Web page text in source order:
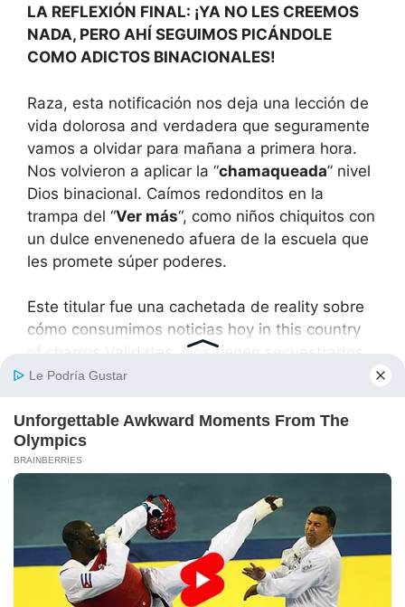
LA REFLEXIÓN FINAL: ¡YA NO LES CREEMOS
NADA, PERO AHÍ SEGUIMOS PICÁNDOLE
COMO ADICTOS BINACIONALES!
Raza, esta notificación nos deja una lección de
vida dolorosa and verdadera que seguramente
vamos a olvidar para mañana a primera hora.
Nos volvieron a aplicar la “chamaqueada” nivel
Dios binacional. Caímos redonditos en la
trampa del “Ver más“, como niños chiquitos con
un dulce envenenedo afuera de la escuela que
les promete súper poderes.
Este titular fue una cachetada de reality sobre
cómo consumimos noticias hoy in this country
of charros Validates. Nos tienen secuestrados
con el miedo, el morbo and la urgencia de
primeiro en mandarlo al grupo de la familia o
del trabajo y ganar puntos de chisme, although
sea mentira o una exaggeration nivel narcoserie
Pero seamos honestos, banda, al chile pelón
and sin rodeos binacionales. Mañana, cuando
vuelva a salir otro titular igual de amarillista,